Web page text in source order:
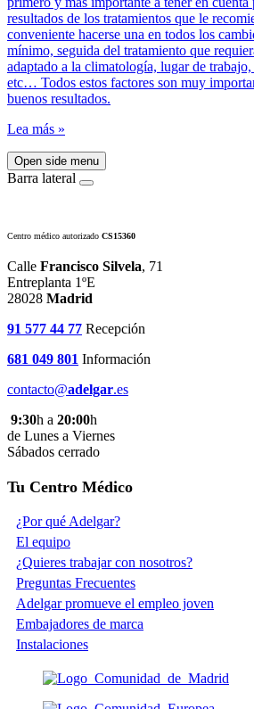
resultados de los tratamientos que le
conveniente hacerse una en todos los
mínimo, seguida del tratamiento que
adaptado a la climatología, lugar de trabajo,
etc… Todos estos factores son muy
buenos resultados.
Lea más »
Open side menu
Barra lateral
Centro médico autorizado CS15360
Calle Francisco Silvela, 71
Entreplanta 1ºE
28028 Madrid
91 577 44 77 Recepción
681 049 801 Información
contacto@adelgar.es
9:30h a 20:00h
de Lunes a Viernes
Sábados cerrado
Tu Centro Médico
¿Por qué Adelgar?
El equipo
¿Quieres trabajar con nosotros?
Preguntas Frecuentes
Adelgar promueve el empleo joven
Embajadores de marca
Instalaciones